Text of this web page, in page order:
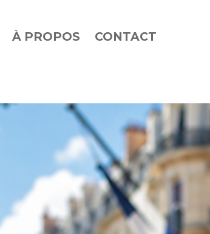
À PROPOS CONTACT